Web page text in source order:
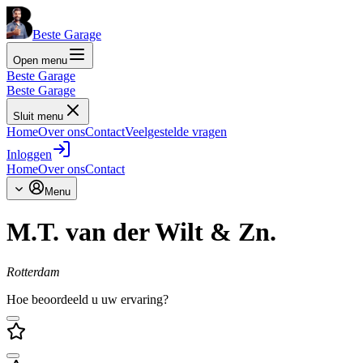
Beste Garage
Open menu
Beste Garage
Beste Garage
Sluit menu
HomeOver onsContactVeelgestelde vragen
Inloggen
HomeOver onsContact
Menu
M.T. van der Wilt & Zn.
Rotterdam
Hoe beoordeeld u uw ervaring?